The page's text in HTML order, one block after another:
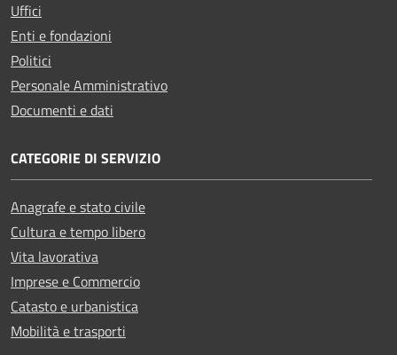
Uffici
Enti e fondazioni
Politici
Personale Amministrativo
Documenti e dati
CATEGORIE DI SERVIZIO
Anagrafe e stato civile
Cultura e tempo libero
Vita lavorativa
Imprese e Commercio
Catasto e urbanistica
Mobilità e trasporti